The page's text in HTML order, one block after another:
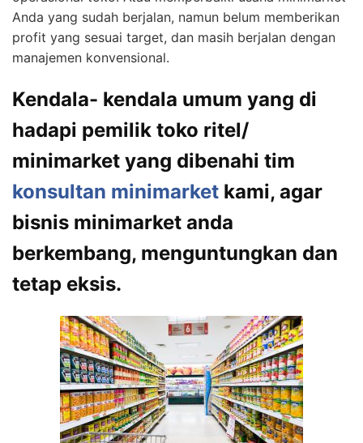
Anda yang sudah berjalan, namun belum memberikan
profit yang sesuai target, dan masih berjalan dengan
manajemen konvensional.
Kendala- kendala umum yang di
hadapi pemilik toko ritel/
minimarket yang dibenahi tim
konsultan minimarket kami, agar
bisnis minimarket anda
berkembang, menguntungkan dan
tetap eksis.